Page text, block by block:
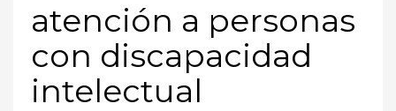
atención a personas
con discapacidad
intelectual